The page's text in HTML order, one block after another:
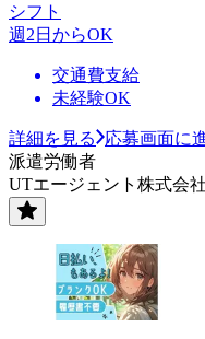
シフト
週2日からOK
交通費支給
未経験OK
詳細を見る
応募画面に
派遣労働者
UTエージェント株式会